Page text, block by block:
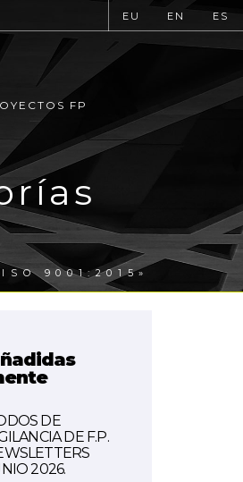
EU EN ES
FP
9001:2015»
DE
DE F.P.
2026.